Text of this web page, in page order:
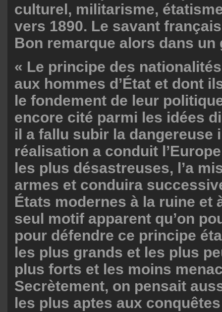
culturel, militarisme,
vers 1890. Le savant
Bon remarque alors dans un
« Le principe des
aux hommes d’État et dont
le fondement de leur
encore cité parmi les idées
il a fallu subir la dangereuse
réalisation a conduit
les plus désastreuses, l’a
armes et conduira
États modernes à la ruine et
seul motif apparent qu’on
pour défendre ce principe
les plus grands et les plus
plus forts et les moins
Secrètement, on pensait
les plus aptes aux